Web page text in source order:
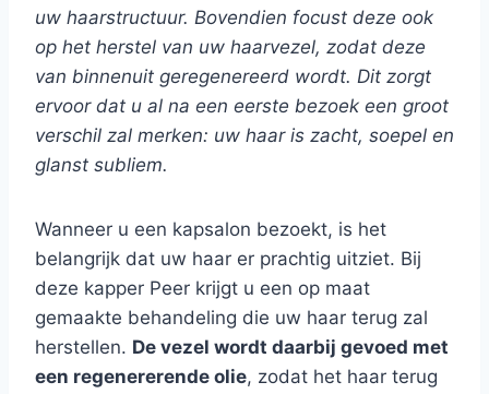
uw haarstructuur. Bovendien focust deze ook
op het herstel van uw haarvezel, zodat deze
van binnenuit geregenereerd wordt. Dit zorgt
ervoor dat u al na een eerste bezoek een groot
verschil zal merken: uw haar is zacht, soepel en
glanst subliem.
Wanneer u een kapsalon bezoekt, is het
belangrijk dat uw haar er prachtig uitziet. Bij
deze kapper Peer krijgt u een op maat
gemaakte behandeling die uw haar terug zal
herstellen. De vezel wordt daarbij gevoed met
een regenererende olie, zodat het haar terug